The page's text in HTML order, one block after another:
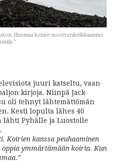
Huomaa kolme moottorikelkkaamme
juuri katseltu, vaan
kirjoja. Niinpä Jack
oli tehnyt lähtemättömän
Kesti lopulta lähes 40
lähti Pyhälle ja Luostolle
Koirien kanssa peuhaaminen
oppia ymmärtämään koiria. Kun